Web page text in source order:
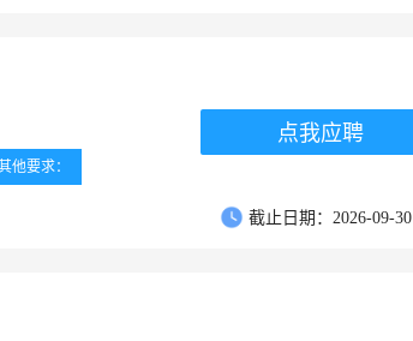
他要求：
点我应聘
截止日期：2026-09-30